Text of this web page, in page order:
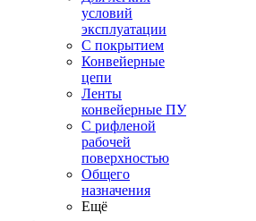
условий
эксплуатации
С покрытием
Конвейерные
цепи
Ленты
конвейерные ПУ
С рифленой
рабочей
поверхностью
Общего
назначения
Ещё